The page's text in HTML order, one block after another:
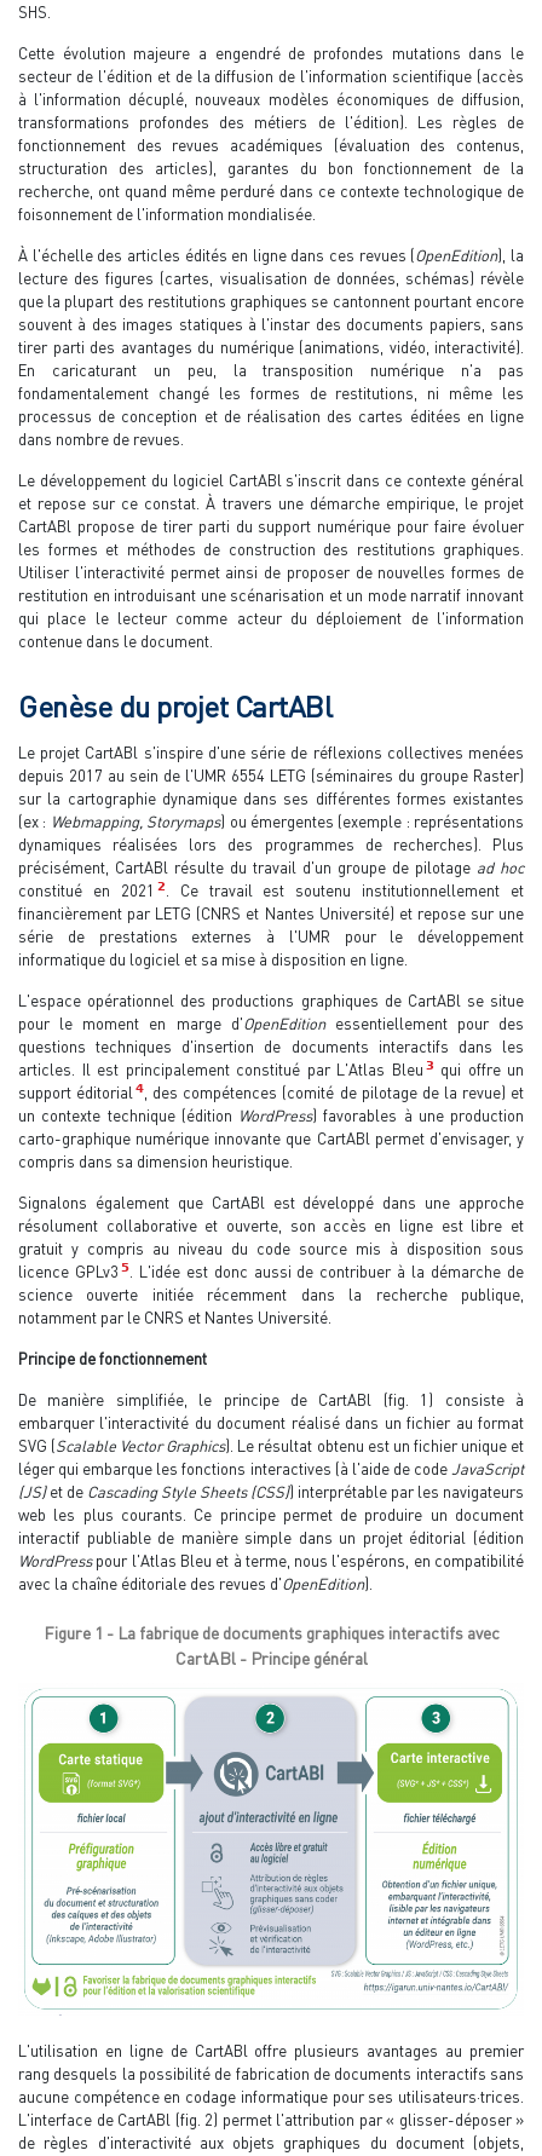
SHS.
Cette évolution majeure a engendré de profondes mutations dans le
secteur de l'édition et de la diffusion de l'information scientifique (accès
à l'information décuplé, nouveaux modèles économiques de diffusion,
transformations profondes des métiers de l'édition). Les règles de
fonctionnement des revues académiques (évaluation des contenus,
structuration des articles), garantes du bon fonctionnement de la
recherche, ont quand même perduré dans ce contexte technologique de
foisonnement de l'information mondialisée.
À l'échelle des articles édités en ligne dans ces revues (OpenEdition), la
lecture des figures (cartes, visualisation de données, schémas) révèle
que la plupart des restitutions graphiques se cantonnent pourtant encore
souvent à des images statiques à l'instar des documents papiers, sans
tirer parti des avantages du numérique (animations, vidéo, interactivité).
En caricaturant un peu, la transposition numérique n'a pas
fondamentalement changé les formes de restitutions, ni même les
processus de conception et de réalisation des cartes éditées en ligne
dans nombre de revues.
Le développement du logiciel CartABl s'inscrit dans ce contexte général
et repose sur ce constat. À travers une démarche empirique, le projet
CartABl propose de tirer parti du support numérique pour faire évoluer
les formes et méthodes de construction des restitutions graphiques.
Utiliser l'interactivité permet ainsi de proposer de nouvelles formes de
restitution en introduisant une scénarisation et un mode narratif innovant
qui place le lecteur comme acteur du déploiement de l'information
contenue dans le document.
Genèse du projet CartABl
Le projet CartABl s'inspire d'une série de réflexions collectives menées
depuis 2017 au sein de l'UMR 6554 LETG (séminaires du groupe Raster)
sur la cartographie dynamique dans ses différentes formes existantes
(ex : Webmapping, Storymaps) ou émergentes (exemple : représentations
dynamiques réalisées lors des programmes de recherches). Plus
précisément, CartABl résulte du travail d'un groupe de pilotage ad hoc
constitué en 2021 2
. Ce travail est soutenu institutionnellement et
financièrement par LETG (CNRS et Nantes Université) et repose sur une
série de prestations externes à l'UMR pour le développement
informatique du logiciel et sa mise à disposition en ligne.
L'espace opérationnel des productions graphiques de CartABl se situe
pour le moment en marge d'OpenEditionessentiellement pour des
questions techniques d'insertion de documents interactifs dans les
articles. Il est principalement constitué par L'Atlas Bleu 3
qui offre un
support éditorial 4
, des compétences (comité de pilotage de la revue) et
un contexte technique (édition WordPress) favorables à une production
carto-graphique numérique innovante que CartABl permet d'envisager, y
compris dans sa dimension heuristique.
Signalons également que CartABl est développé dans une approche
résolument collaborative et ouverte, son accès en ligne est libre et
gratuit y compris au niveau du code source mis à disposition sous
licence GPLv3 5. L'idée est donc aussi de contribuer à la démarche de
science ouverte initiée récemment dans la recherche publique,
notamment par le CNRS et Nantes Université.
Principe de fonctionnement
De manière simplifiée, le principe de CartABl (fig. 1) consiste à
embarquer l'interactivité du document réalisé dans un fichier au format
SVG (Scalable Vector Graphics). Le résultat obtenu est un fichier unique et
léger qui embarque les fonctions interactives (à l'aide de code JavaScript
(JS)et de Cascading Style Sheets (CSS)) interprétable par les navigateurs
web les plus courants. Ce principe permet de produire un document
interactif publiable de manière simple dans un projet éditorial (édition
WordPresspour l'Atlas Bleu et à terme, nous l'espérons, en compatibilité
avec la chaîne éditoriale des revues d'OpenEdition).
Figure 1 - La fabrique de documents graphiques interactifs avec
CartABl - Principe général
L'utilisation en ligne de CartABl offre plusieurs avantages au premier
rang desquels la possibilité de fabrication de documents interactifs sans
aucune compétence en codage informatique pour ses utilisateurs·trices.
L'interface de CartABl (fig. 2) permet l'attribution par « glisser-déposer »
de règles d'interactivité aux objets graphiques du document (objets,